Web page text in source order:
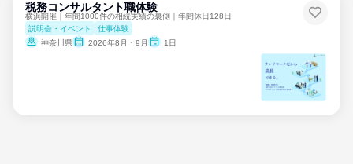
税務コンサルタント職体験
横浜開催｜年間1000件の相続実績の裏側｜年間休日128日
説明会・イベント
仕事体験
神奈川県
2026年8月・9月 1日